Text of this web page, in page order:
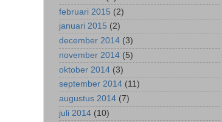
februari 2015 (2)
januari 2015 (2)
december 2014 (3)
november 2014 (5)
oktober 2014 (3)
september 2014 (11)
augustus 2014 (7)
juli 2014 (10)